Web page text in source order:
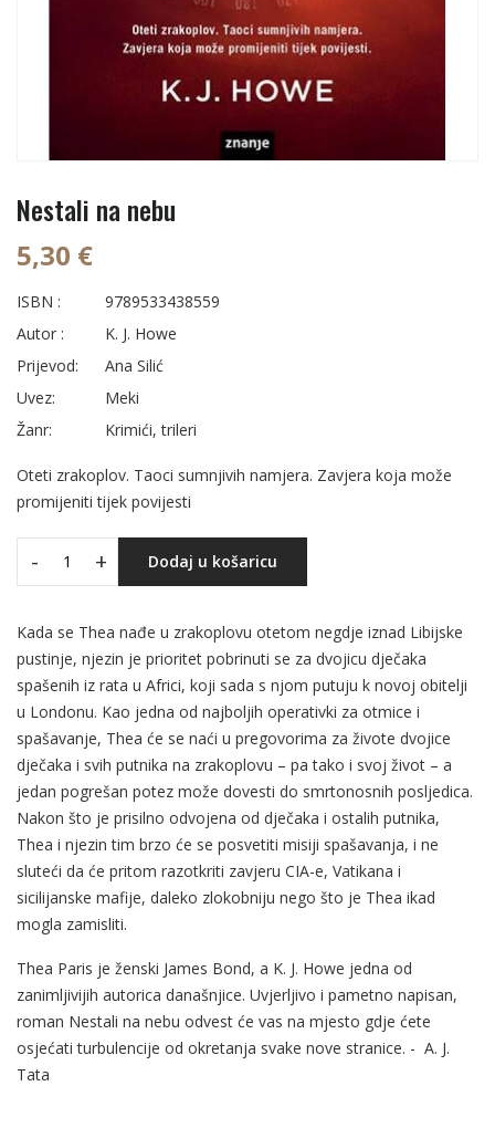
Nestali na nebu
5,30 €
ISBN :
9789533438559
Autor :
K. J. Howe
Prijevod:
Ana Silić
Uvez:
Meki
Žanr:
Krimići, trileri
Oteti zrakoplov. Taoci sumnjivih namjera. Zavjera koja može
promijeniti tijek povijesti
- + Dodaj u košaricu
Kada se Thea nađe u zrakoplovu otetom negdje iznad Libijske
pustinje, njezin je prioritet pobrinuti se za dvojicu dječaka
spašenih iz rata u Africi, koji sada s njom putuju k novoj obitelji
u Londonu. Kao jedna od najboljih operativki za otmice i
spašavanje, Thea će se naći u pregovorima za živote dvojice
dječaka i svih putnika na zrakoplovu – pa tako i svoj život – a
jedan pogrešan potez može dovesti do smrtonosnih posljedica.
Nakon što je prisilno odvojena od dječaka i ostalih putnika,
Thea i njezin tim brzo će se posvetiti misiji spašavanja, i ne
sluteći da će pritom razotkriti zavjeru CIA-e, Vatikana i
sicilijanske mafije, daleko zlokobniju nego što je Thea ikad
mogla zamisliti.
Thea Paris je ženski James Bond, a K. J. Howe jedna od
zanimljivijih autorica današnjice. Uvjerljivo i pametno napisan,
roman Nestali na nebu odvest će vas na mjesto gdje ćete
osjećati turbulencije od okretanja svake nove stranice. - A. J.
Tata